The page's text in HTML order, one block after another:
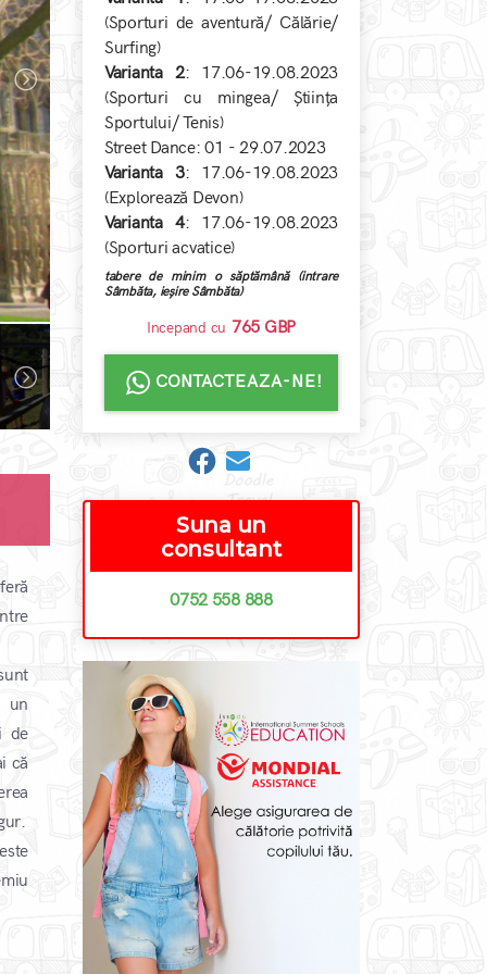
un
de
că
(Sporturi de aventură/ Călărie/
Surfing)
Varianta 2: 17.06-19.08.2023
(Sporturi cu mingea/ Știința
Sportului/ Tenis)
Street Dance: 01 - 29.07.2023
Varianta 3: 17.06-19.08.2023
(Explorează Devon)
Varianta 4: 17.06-19.08.2023
(Sporturi acvatice)
tabere de minim o săptămână (intrare
Sâmbăta, ieșire Sâmbăta)
Incepand cu 765 GBP
CONTACTEAZA-NE!
Suna un
consultant
0752 558 888